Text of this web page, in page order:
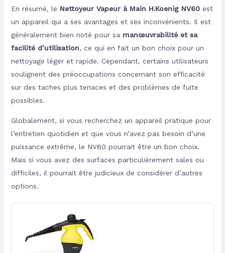
En résumé, le Nettoyeur Vapeur à Main H.Koenig NV60est
un appareil qui a ses avantages et ses inconvénients. Il est
généralement bien noté pour sa manœuvrabilité et sa
facilité d’utilisation, ce qui en fait un bon choix pour un
nettoyage léger et rapide. Cependant, certains utilisateurs
soulignent des préoccupations concernant son efficacité
sur des taches plus tenaces et des problèmes de fuite
possibles.
Globalement, si vous recherchez un appareil pratique pour
l’entretien quotidien et que vous n’avez pas besoin d’une
puissance extrême, le NV60 pourrait être un bon choix.
Mais si vous avez des surfaces particulièrement sales ou
difficiles, il pourrait être judicieux de considérer d’autres
options.